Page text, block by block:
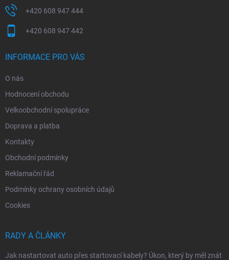
+420 608 947 444
+420 608 947 442
INFORMACE PRO VÁS
O nás
Hodnocení obchodu
Velkoobchodní spolupráce
Doprava a platba
Kontakty
Obchodní podmínky
Reklamační řád
Podmínky ochrany osobních údajů
Cookies
RADY A ČLÁNKY
Jak nastartovat auto přes startovací kabely? Úkon, který by měl znát